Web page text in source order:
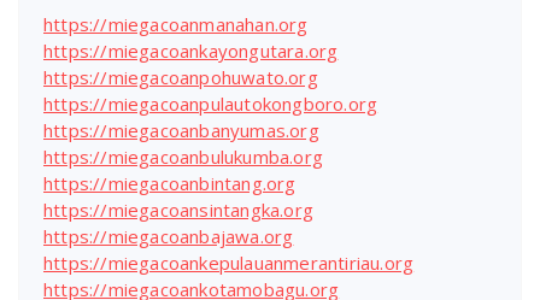
https://miegacoanmanahan.org
https://miegacoankayongutara.org
https://miegacoanpohuwato.org
https://miegacoanpulautokongboro.org
https://miegacoanbanyumas.org
https://miegacoanbulukumba.org
https://miegacoanbintang.org
https://miegacoansintangka.org
https://miegacoanbajawa.org
https://miegacoankepulauanmerantiriau.org
https://miegacoankotamobagu.org